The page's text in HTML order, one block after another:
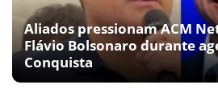
Aliados pressionam ACM
Flávio Bolsonaro durante
Conquista